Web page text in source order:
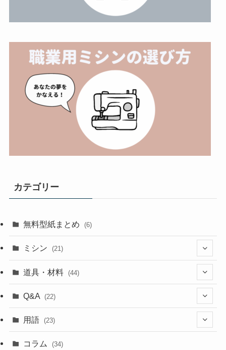
カテゴリー
無料型紙まとめ (6)
ミシン (21)
(11)
道具・材料 (44)
(18)
(4)
Q&A (22)
(5)
用語 (23)
(1)
コラム (34)